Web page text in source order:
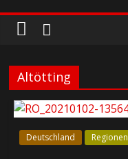
Altötting
Deutschland Regionen